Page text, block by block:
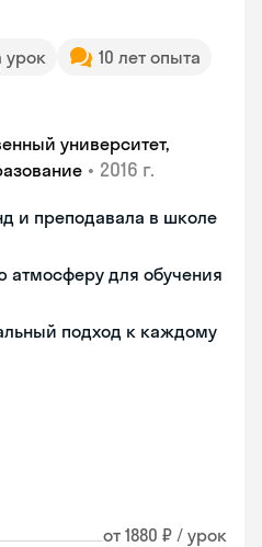
урок
10 лет опыта
университет,
• 2016 г.
и преподавала в школе
атмосферу для обучения
подход к каждому
от 1880 ₽ / урок